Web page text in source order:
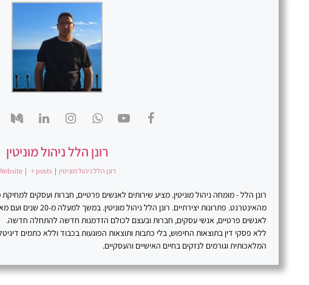
רונן הלל ניהול מוניטין
רונן הלל ניהול מוניטין |
| + posts
רונן הלל - מומחה ניהול מוניטין. מציע שירותים לאנשים פרטיים, חברות ועסקים
מהאינטרנט. פתרונות
לאנשים פרטיים, אנשי עסקים, חברות ובעצם לכולם הזדמנות חדשה להתחלה חדשה.
ללא פסקי דין בתוצאות החיפוש, בלי כתבות ותוצאות הפוגעות בכבוד וללא כתמים
המלאכותית וגורמים לנזקים בחיים האישיים והעסקיים.